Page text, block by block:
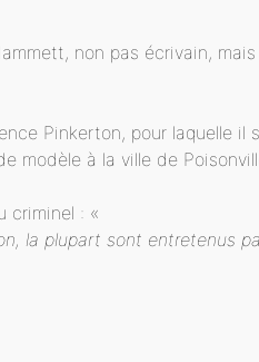
non pas écrivain,
Pinkerton, pour laquelle il
modèle à la ville de
criminel : «
la plupart sont entretenus